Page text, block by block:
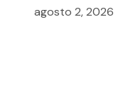
agosto 2, 2026